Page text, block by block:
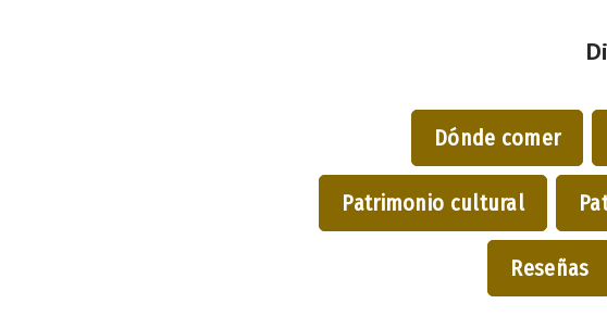
Dónde comer
Patrimonio cultural
Reseñas